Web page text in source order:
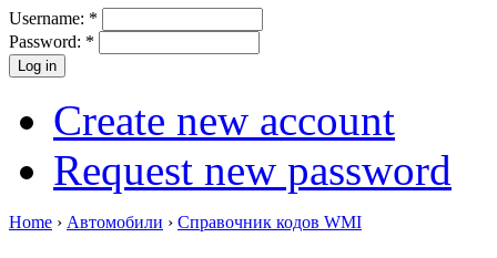
Username: *
Password: *
Create new account
Request new password
Home › Автомобили › Справочник кодов WMI